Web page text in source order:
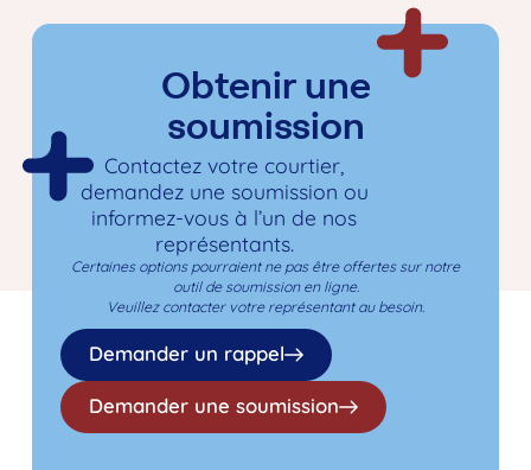
Obtenir une
soumission
Contactez votre courtier,
demandez une soumission ou
informez-vous à l’un de nos
représentants.
Certaines options pourraient ne pas être offertes sur notre
outil de soumission en ligne.
Veuillez contacter votre représentant au besoin.
Demander un rappel
Demander une soumission